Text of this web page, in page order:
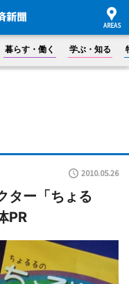
暮らす・働く 学ぶ・知る
2010.05.26
ター「ちょる
PR